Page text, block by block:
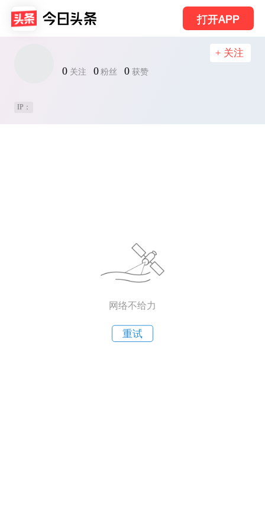
打开APP
0 关注 0 粉丝 0 获赞
+ 关注
IP：
网络不给力
重试